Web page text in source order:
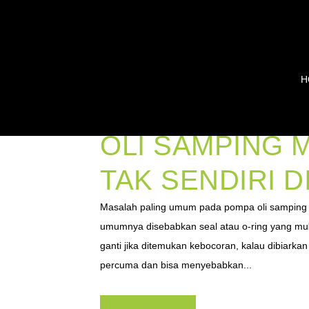
OLI SAMPING
TAK SENDIRI
Masalah paling umum pada pompa oli
umumnya disebabkan seal atau o-ring yang
ganti jika ditemukan kebocoran, kalau
percuma dan bisa menyebabkan...